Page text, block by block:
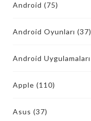
Android (75)
Android Oyunları (37)
Android Uygulamaları
Apple (110)
Asus (37)